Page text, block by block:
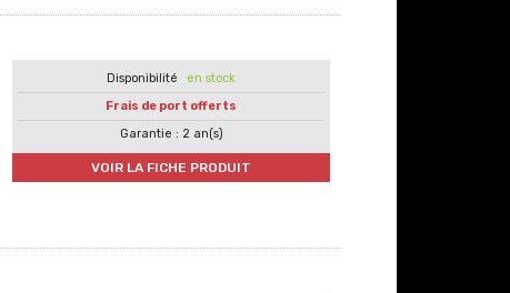
en stock
Frais de port offerts
Garantie : 2 an(s)
VOIR LA FICHE PRODUIT